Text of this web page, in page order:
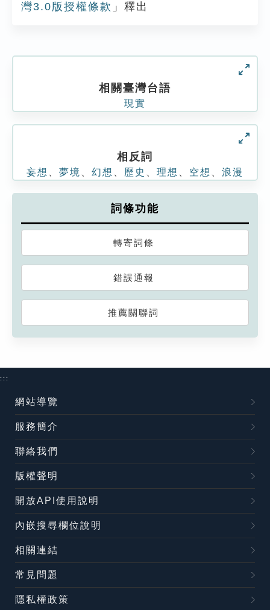
灣3.0版授權條款 」釋出
相關臺灣台語
現實
相反詞
妄想 夢境 幻想 歷史 理想 空想 浪漫
詞條功能
轉寄詞條
錯誤通報
推薦關聯詞
:::
網站導覽
服務簡介
聯絡我們
版權聲明
開放API使用說明
內嵌搜尋欄位說明
相關連結
常見問題
隱私權政策